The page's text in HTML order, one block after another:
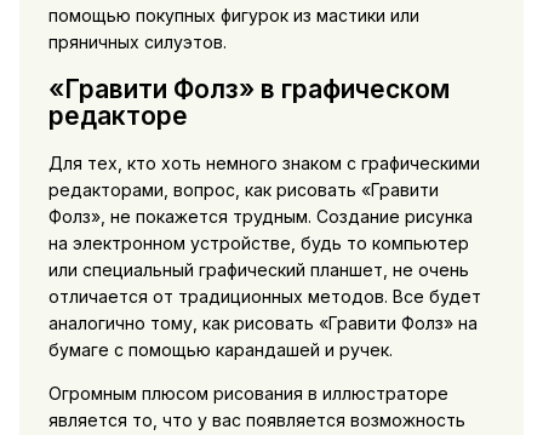
помощью покупных фигурок из мастики или
пряничных силуэтов.
«Гравити Фолз» в графическом
редакторе
Для тех, кто хоть немного знаком с графическими
редакторами, вопрос, как рисовать «Гравити
Фолз», не покажется трудным. Создание рисунка
на электронном устройстве, будь то компьютер
или специальный графический планшет, не очень
отличается от традиционных методов. Все будет
аналогично тому, как рисовать «Гравити Фолз» на
бумаге с помощью карандашей и ручек.
Огромным плюсом рисования в иллюстраторе
является то, что у вас появляется возможность